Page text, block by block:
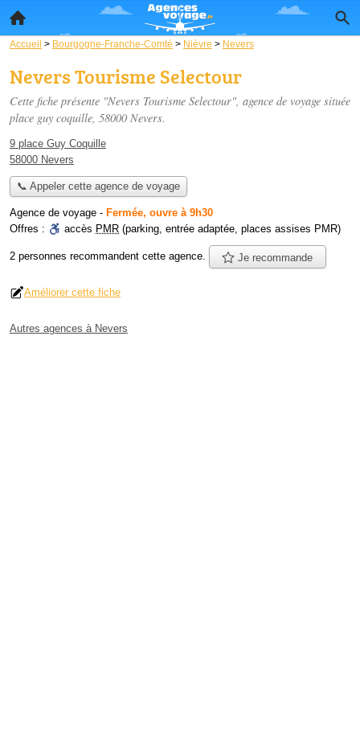
Accueil > Bourgogne-Franche-Comté > Nièvre > Nevers
Nevers Tourisme Selectour
Cette fiche présente "Nevers Tourisme Selectour", agence de voyage située
place guy coquille, 58000 Nevers.
9 place Guy Coquille
58000 Nevers
📞 Appeler cette agence de voyage
Agence de voyage - Fermée, ouvre à 9h30
Offres :
accès PMR (parking, entrée adaptée, places assises PMR)
2 personnes recommandent cette agence. Je recommande
Améliorer cette fiche
Autres agences à Nevers